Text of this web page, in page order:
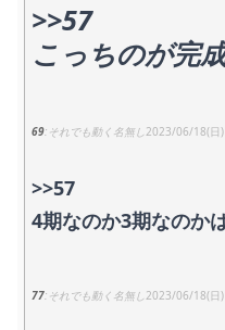
>>57
こっちのが完
69 それでも動く名無し2023/06/18(日
>>57
4期なのか3期なのか
77 それでも動く名無し2023/06/18(日